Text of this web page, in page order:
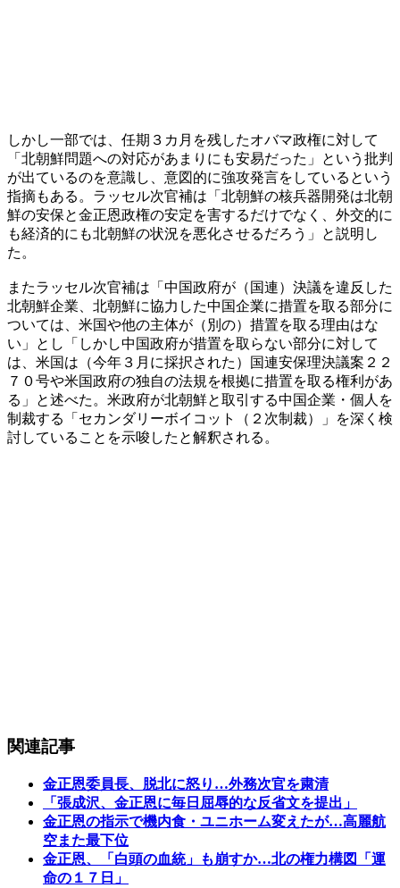
しかし一部では、任期３カ月を残したオバマ政権に対して
「北朝鮮問題への対応があまりにも安易だった」という批判
が出ているのを意識し、意図的に強攻発言をしているという
指摘もある。ラッセル次官補は「北朝鮮の核兵器開発は北朝
鮮の安保と金正恩政権の安定を害するだけでなく、外交的に
も経済的にも北朝鮮の状況を悪化させるだろう」と説明し
た。
またラッセル次官補は「中国政府が（国連）決議を違反した
北朝鮮企業、北朝鮮に協力した中国企業に措置を取る部分に
ついては、米国や他の主体が（別の）措置を取る理由はな
い」とし「しかし中国政府が措置を取らない部分に対して
は、米国は（今年３月に採択された）国連安保理決議案２２
７０号や米国政府の独自の法規を根拠に措置を取る権利があ
る」と述べた。米政府が北朝鮮と取引する中国企業・個人を
制裁する「セカンダリーボイコット（２次制裁）」を深く検
討していることを示唆したと解釈される。
関連記事
金正恩委員長、脱北に怒り…外務次官を粛清
「張成沢、金正恩に毎日屈辱的な反省文を提出」
金正恩の指示で機内食・ユニホーム変えたが…高麗航
空また最下位
金正恩、「白頭の血統」も崩すか…北の権力構図「運
命の１７日」